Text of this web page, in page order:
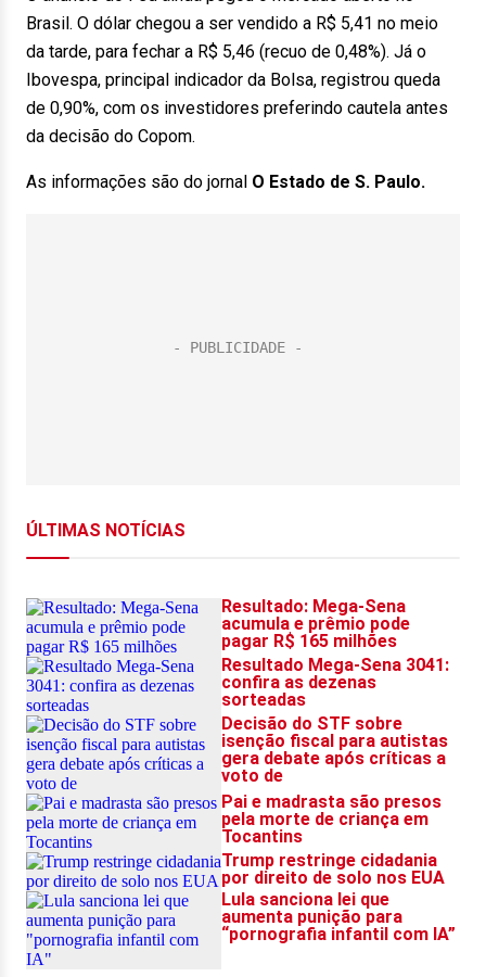
Brasil. O dólar chegou a ser vendido a R$ 5,41 no meio
da tarde, para fechar a R$ 5,46 (recuo de 0,48%). Já o
Ibovespa, principal indicador da Bolsa, registrou queda
de 0,90%, com os investidores preferindo cautela antes
da decisão do Copom.
As informações são do jornal O Estado de S. Paulo.